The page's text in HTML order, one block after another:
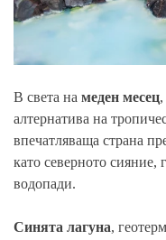
В света на меден месец
алтернатива на
впечатляваща страна
като северното сияние,
водопади.
Синята лагуна,